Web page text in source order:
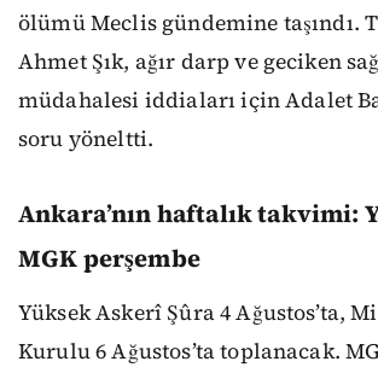
ölümü Meclis gündemine taşındı.
Ahmet Şık, ağır darp ve geciken
müdahalesi iddiaları için Adalet
soru yöneltti.
Ankara’nın haftalık takvimi:
MGK perşembe
Yüksek Askerî Şûra 4 Ağustos’ta,
Kurulu 6 Ağustos’ta toplanacak.